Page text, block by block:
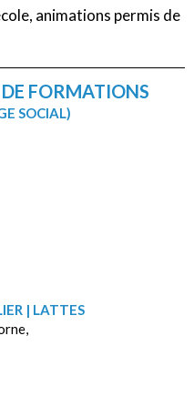
animations permis de
FORMATIONS
SOCIAL)
| LATTES